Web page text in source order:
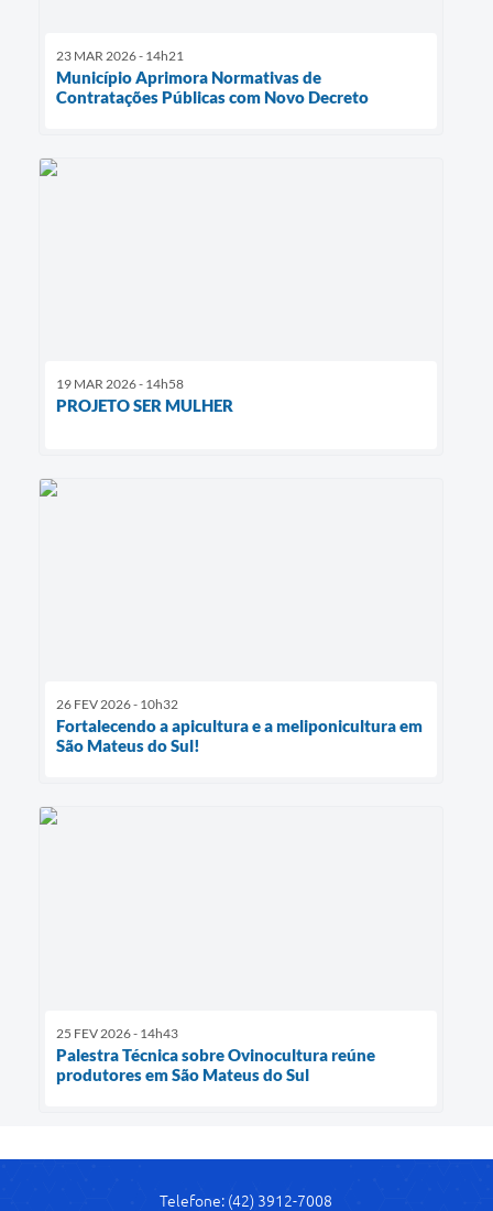
23 MAR 2026 - 14h21
Município Aprimora Normativas de
Contratações Públicas com Novo Decreto
19 MAR 2026 - 14h58
PROJETO SER MULHER
26 FEV 2026 - 10h32
Fortalecendo a apicultura e a meliponicultura em
São Mateus do Sul!
25 FEV 2026 - 14h43
Palestra Técnica sobre Ovinocultura reúne
produtores em São Mateus do Sul
Telefone: (42) 3912-7008